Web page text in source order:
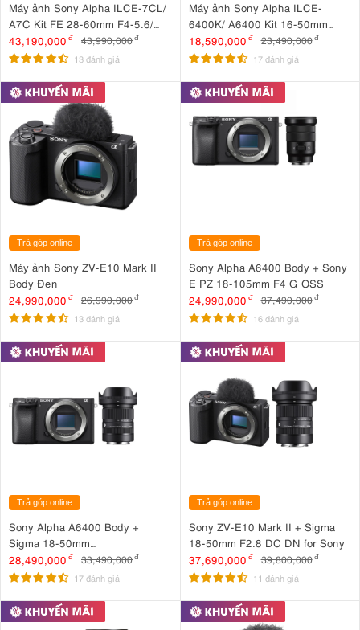
Máy ảnh Sony Alpha ILCE-7CL/
A7C Kit FE 28-60mm F4-5.6/
Bạc
43,190,000 đ 43,990,000đ
13 đánh giá
Máy ảnh Sony Alpha ILCE-
6400K/ A6400 Kit 16-50mm
F3.5-5.6 OSS II
18,590,000 đ 23,490,000 đ
17 đánh giá
Trả góp online
Máy ảnh Sony ZV-E10 Mark II
Body Đen
24,990,000 đ 26,990,000đ
13 đánh giá
Trả góp online
Sony Alpha A6400 Body + Sony
E PZ 18-105mm F4 G OSS
24,990,000 đ 37,490,000 đ
16 đánh giá
Trả góp online
Sony Alpha A6400 Body +
Sigma 18-50mm
F2.8 DC DN for Sony
28,490,000 đ 33,490,000đ
17 đánh giá
Trả góp online
Sony ZV-E10 Mark II + Sigma
18-50mm F2.8 DC DN for Sony
37,690,000 đ 39,800,000 đ
11 đánh giá